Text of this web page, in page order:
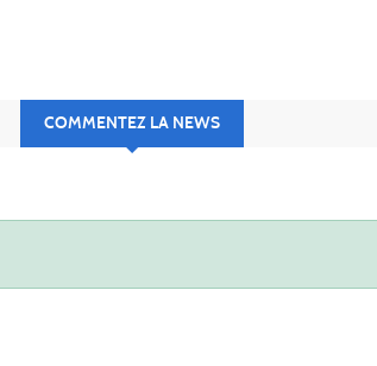
COMMENTEZ LA NEWS